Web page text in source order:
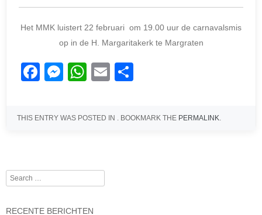
Het MMK luistert 22 februari om 19.00 uur de carnavalsmis
op in de H. Margaritakerk te Margraten
F
c
o
o
k
M
ss
g
er
W
at
p
p
E
ail e
THIS ENTRY WAS POSTED IN . BOOKMARK THE PERMALINK.
Post navigation
Search
RECENTE BERICHTEN